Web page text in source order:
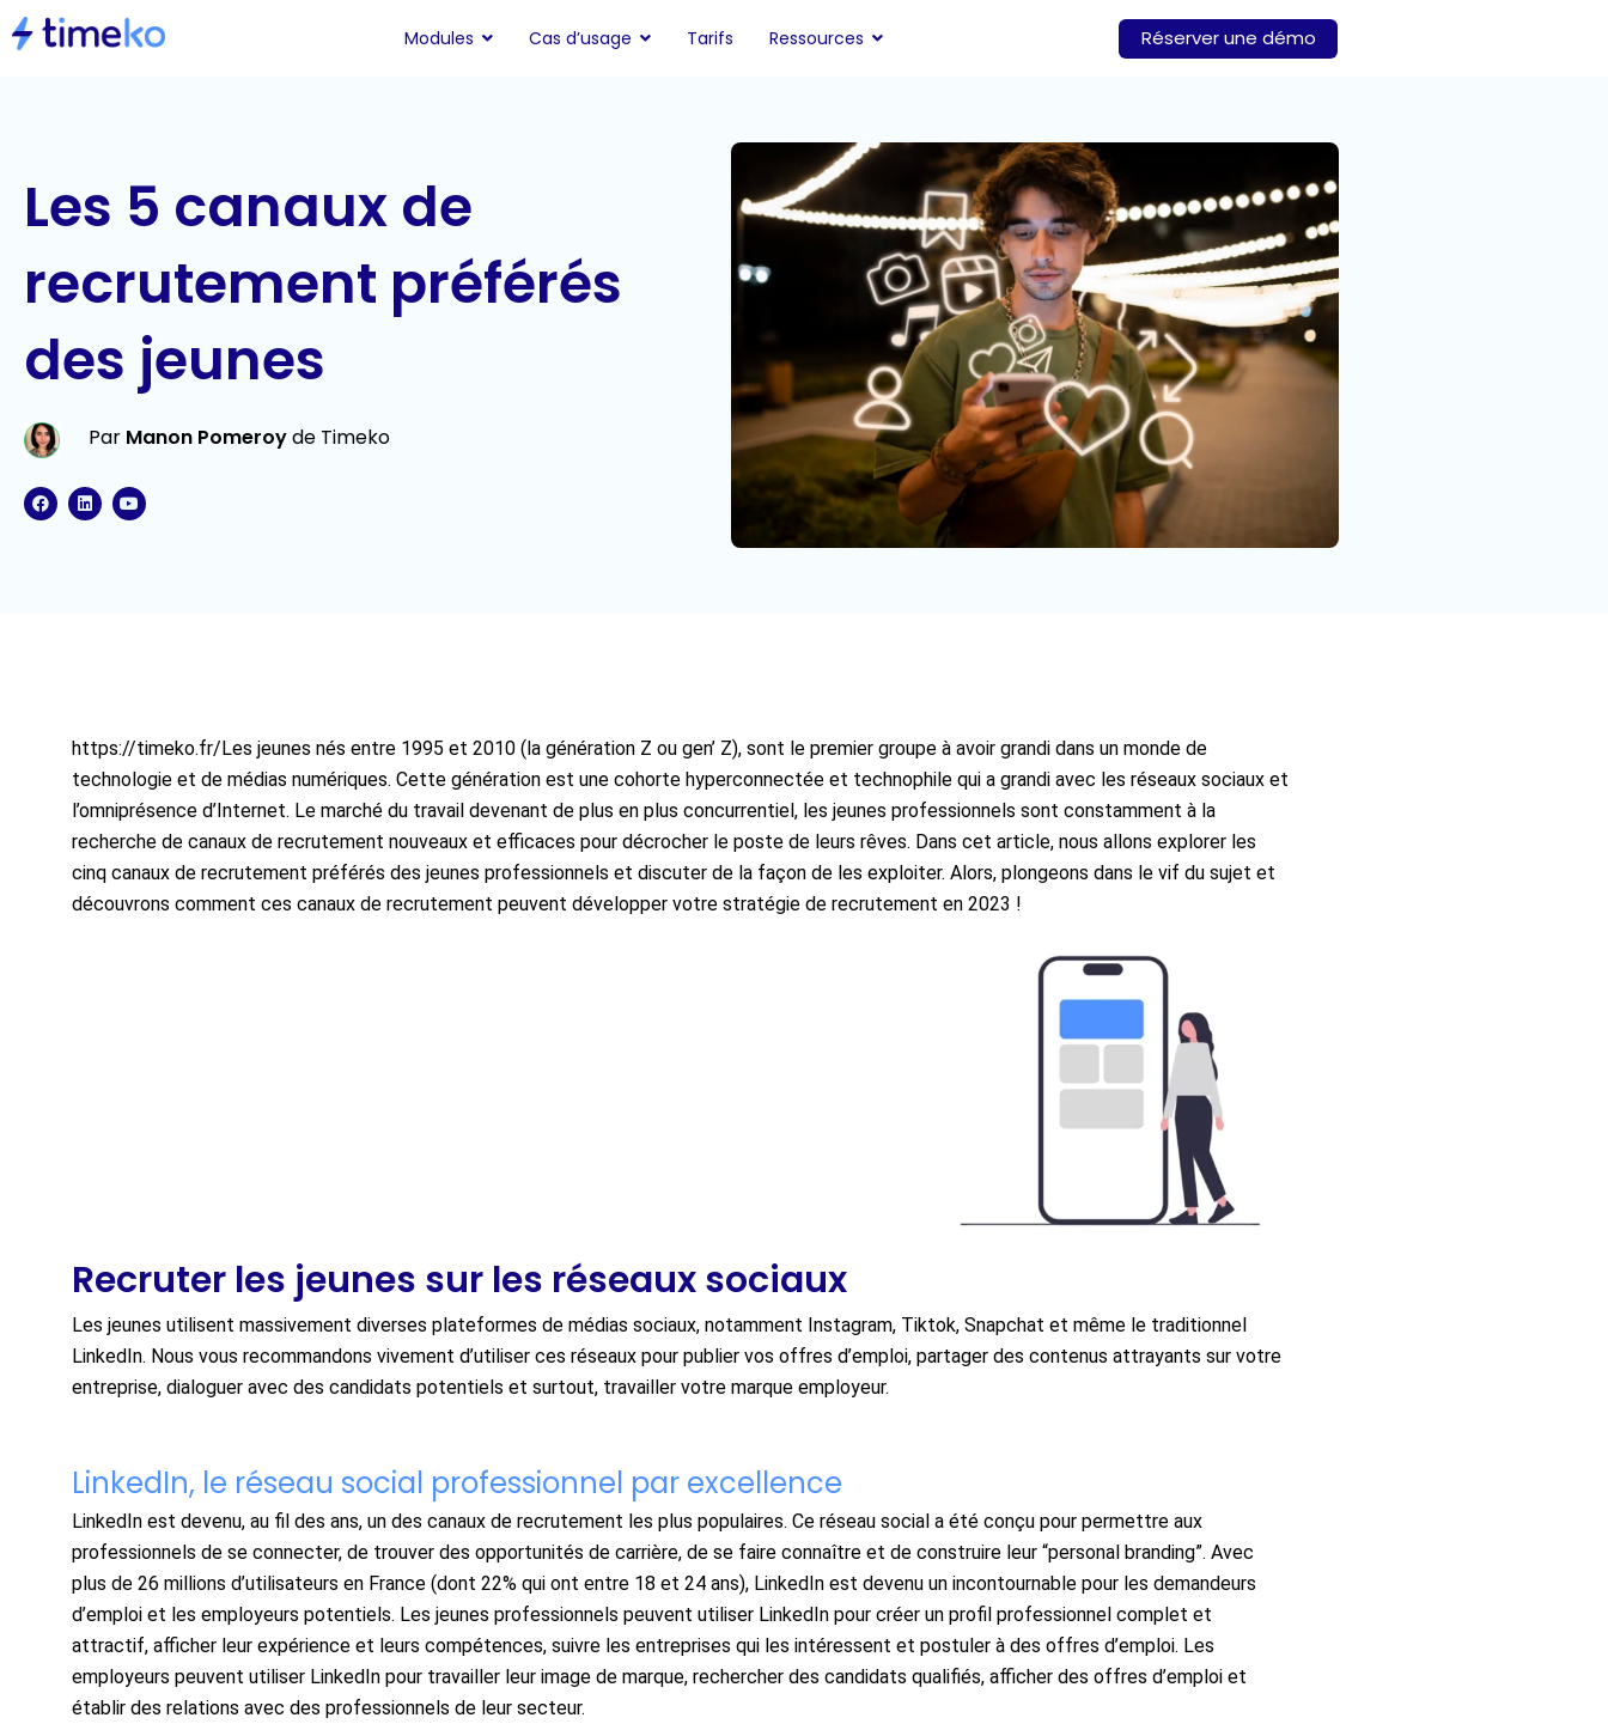
Modules Cas d’usage Tarifs Ressources Réserver une démo
Les 5 canaux de
recrutement préférés
des jeunes
Par Manon Pomeroyde Timeko
F
a
c
L
i
n
Y
o
u
https://timeko.fr/Les jeunes nés entre 1995 et 2010 (la génération Z ou gen’ Z), sont le premier groupe à avoir grandi dans un monde de
technologie et de médias numériques. Cette génération est une cohorte hyperconnectée et technophile qui a grandi avec les réseaux sociaux et
l’omniprésence d’Internet. Le marché du travail devenant de plus en plus concurrentiel, les jeunes professionnels sont constamment à la
recherche de canaux de recrutement nouveaux et efficaces pour décrocher le poste de leurs rêves. Dans cet article, nous allons explorer les
cinq canaux de recrutement préférés des jeunes professionnels et discuter de la façon de les exploiter. Alors, plongeons dans le vif du sujet et
découvrons comment ces canaux de recrutement peuvent développer votre stratégie de recrutement en 2023 !
Recruter les jeunes sur les réseaux sociaux
Les jeunes utilisent massivement diverses plateformes de médias sociaux, notamment Instagram, Tiktok, Snapchat et même le traditionnel
LinkedIn. Nous vous recommandons vivement d’utiliser ces réseaux pour publier vos offres d’emploi, partager des contenus attrayants sur votre
entreprise, dialoguer avec des candidats potentiels et surtout, travailler votre marque employeur.
LinkedIn, le réseau social professionnel par excellence
LinkedIn est devenu, au fil des ans, un des canaux de recrutement les plus populaires. Ce réseau social a été conçu pour permettre aux
professionnels de se connecter, de trouver des opportunités de carrière, de se faire connaître et de construire leur “personal branding”. Avec
plus de 26 millions d’utilisateurs en France (dont 22% qui ont entre 18 et 24 ans), LinkedIn est devenu un incontournable pour les demandeurs
d’emploi et les employeurs potentiels. Les jeunes professionnels peuvent utiliser LinkedIn pour créer un profil professionnel complet et
attractif, afficher leur expérience et leurs compétences, suivre les entreprises qui les intéressent et postuler à des offres d’emploi. Les
employeurs peuvent utiliser LinkedIn pour travailler leur image de marque, rechercher des candidats qualifiés, afficher des offres d’emploi et
établir des relations avec des professionnels de leur secteur.